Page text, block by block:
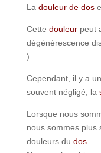
La douleur de dos
Cette douleurpeut
dégénérescence
).
Cependant, il y a
souvent négligé, la
Lorsque nous
nous sommes plus
douleurs du dos.